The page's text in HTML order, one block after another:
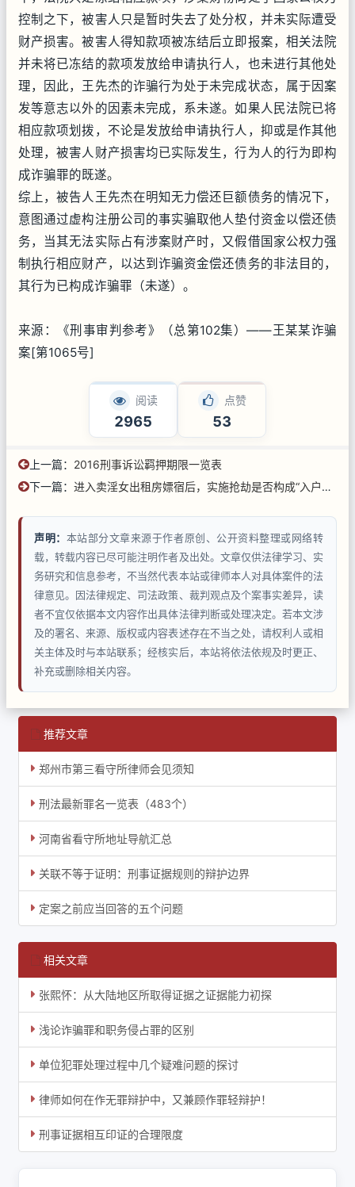
控制之下，被害人只是暂时失去了处分权，并未实际遭受
财产损害。被害人得知款项被冻结后立即报案，相关法院
并未将已冻结的款项发放给申请执行人，也未进行其他处
理，因此，王先杰的诈骗行为处于未完成状态，属于因案
发等意志以外的因素未完成，系未遂。如果人民法院已将
相应款项划拨，不论是发放给申请执行人，抑或是作其他
处理，被害人财产损害均已实际发生，行为人的行为即构
成诈骗罪的既遂。
综上，被告人王先杰在明知无力偿还巨额债务的情况下，
意图通过虚构注册公司的事实骗取他人垫付资金以偿还债
务，当其无法实际占有涉案财产时，又假借国家公权力强
制执行相应财产，以达到诈骗资金偿还债务的非法目的，
其行为已构成诈骗罪（未遂）。
来源：《刑事审判参考》（总第102集）——王某某诈骗
案[第1065号]
阅读
2965
点赞
53
上一篇： 2016刑事诉讼羁押期限一览表
下一篇： 进入卖淫女出租房嫖宿后，实施抢劫是否构成“入户抢劫”
声明： 本站部分文章来源于作者原创、公开资料整理或网络转
载，转载内容已尽可能注明作者及出处。文章仅供法律学习、实
务研究和信息参考，不当然代表本站或律师本人对具体案件的法
律意见。因法律规定、司法政策、裁判观点及个案事实差异，读
者不宜仅依据本文内容作出具体法律判断或处理决定。若本文涉
及的署名、来源、版权或内容表述存在不当之处，请权利人或相
关主体及时与本站联系；经核实后，本站将依法依规及时更正、
补充或删除相关内容。
推荐文章
郑州市第三看守所律师会见须知
刑法最新罪名一览表（483个）
河南省看守所地址导航汇总
关联不等于证明：刑事证据规则的辩护边界
定案之前应当回答的五个问题
相关文章
张熙怀：从大陆地区所取得证据之证据能力初探
浅论诈骗罪和职务侵占罪的区别
单位犯罪处理过程中几个疑难问题的探讨
律师如何在作无罪辩护中，又兼顾作罪轻辩护！
刑事证据相互印证的合理限度